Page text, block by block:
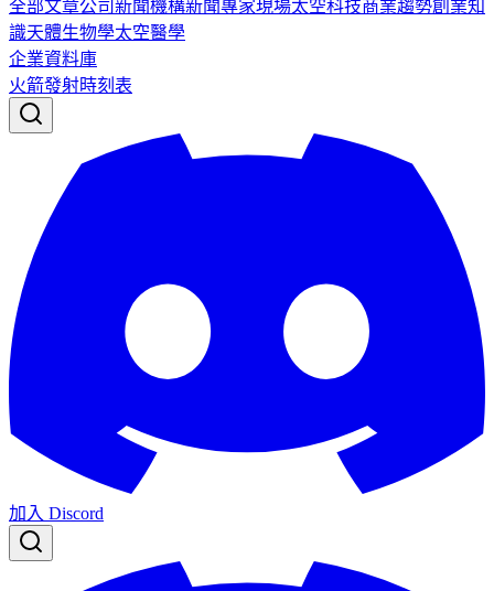
全部文章公司新聞機構新聞專家現場太空科技商業趨勢創業知
識天體生物學太空醫學
企業資料庫
火箭發射時刻表
加入 Discord